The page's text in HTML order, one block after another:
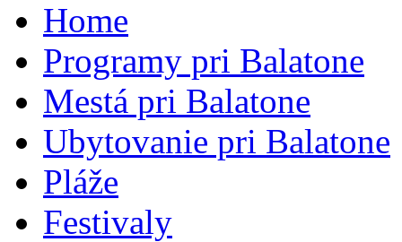
Home
Programy pri Balatone
Mestá pri Balatone
Ubytovanie pri Balatone
Pláže
Festivaly